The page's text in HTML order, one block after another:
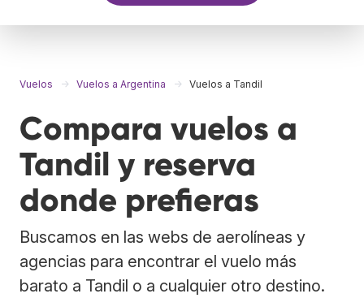
Vuelos Vuelos a Argentina Vuelos a Tandil
Compara vuelos a
Tandil y reserva
donde prefieras
Buscamos en las webs de aerolíneas y
agencias para encontrar el vuelo más
barato a Tandil o a cualquier otro destino.